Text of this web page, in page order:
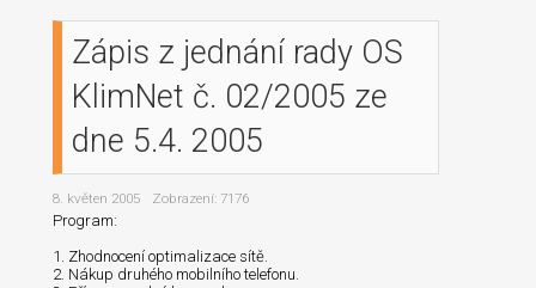
Zápis z jednání rady OS
KlimNet č. 02/2005 ze
dne 5.4. 2005
8. květen 2005 Zobrazení: 7176
Program:
1. Zhodnocení optimalizace sítě.
2. Nákup druhého mobilního telefonu.